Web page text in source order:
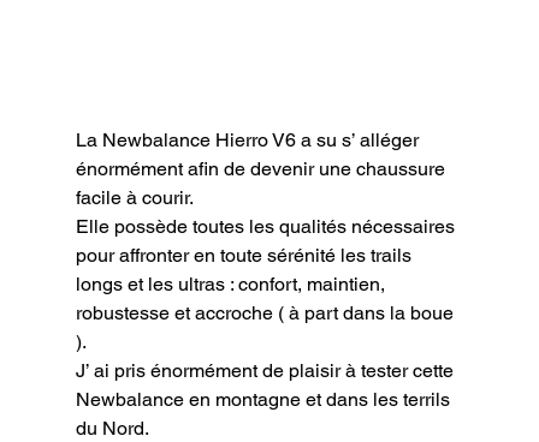
La Newbalance Hierro V6 a su s’ alléger
énormément afin de devenir une chaussure
facile à courir.
Elle possède toutes les qualités nécessaires
pour affronter en toute sérénité les trails
longs et les ultras : confort, maintien,
robustesse et accroche ( à part dans la boue
).
J’ ai pris énormément de plaisir à tester cette
Newbalance en montagne et dans les terrils
du Nord.